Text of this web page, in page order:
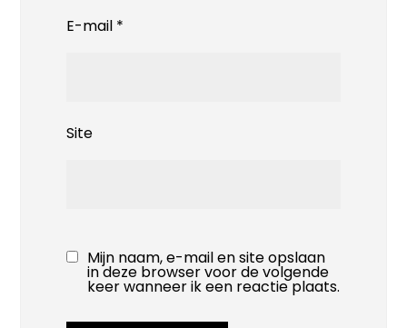
E-mail *
Site
Mijn naam, e-mail en site opslaan
in deze browser voor de volgende
keer wanneer ik een reactie plaats.